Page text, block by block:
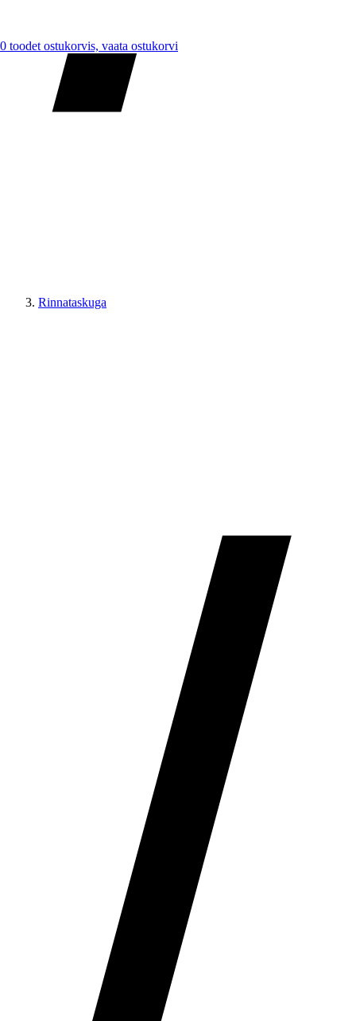
0 toodet ostukorvis, vaata ostukorvi
Rinnataskuga